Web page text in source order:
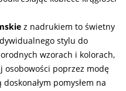
z nadrukiem to świetny
stylu do
wzorach i kolorach,
osobowości poprzez modę
pomysłem na